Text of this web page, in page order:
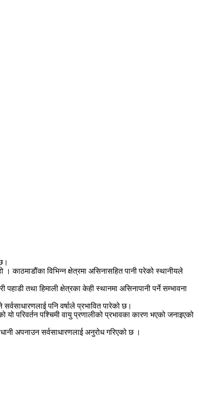
विभिन्न क्षेत्रमा असिनासहित पानी परेको स्थानीयले
तथा हिमाली क्षेत्रका केही स्थानमा असिनापानी पर्ने सम्भावना
पनि वर्षाले प्रभावित पारेको छ।
परिवर्तन पश्चिमी वायु प्रणालीको प्रभावका कारण भएको जनाइएको
अपनाउन सर्वसाधारणलाई अनुरोध गरिएको छ ।